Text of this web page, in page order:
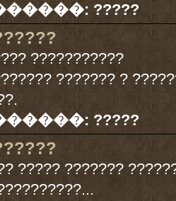
?????
???????????
??????? ?
?????
????? ???????